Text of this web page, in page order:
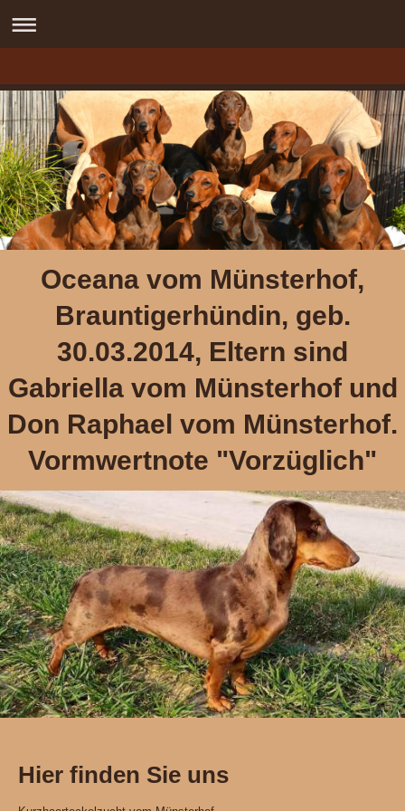
Oceana vom Münsterhof,
Brauntigerhündin, geb.
30.03.2014, Eltern sind
Gabriella vom Münsterhof und
Don Raphael vom Münsterhof.
Vormwertnote "Vorzüglich"
Hier finden Sie uns